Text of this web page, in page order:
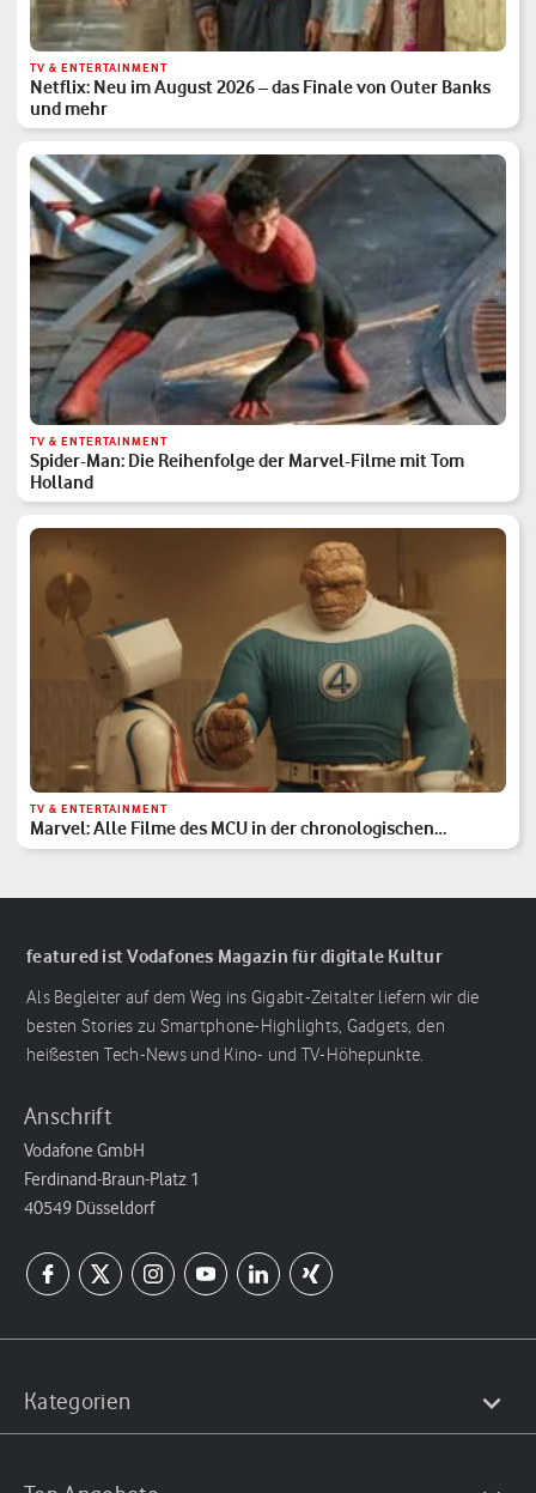
TV & ENTERTAINMENT
Netflix: Neu im August 2026 – das Finale von Outer Banks
und mehr
TV & ENTERTAINMENT
Spider-Man: Die Reihenfolge der Marvel-Filme mit Tom
Holland
TV & ENTERTAINMENT
Marvel: Alle Filme des MCU in der chronologischen
Reihenfolge
featured ist Vodafones Magazin für digitale Kultur
Als Begleiter auf dem Weg ins Gigabit-Zeitalter liefern wir die
besten Stories zu Smartphone-Highlights, Gadgets, den
heißesten Tech-News und Kino- und TV-Höhepunkte.
Anschrift
Vodafone GmbH
Ferdinand-Braun-Platz 1
40549 Düsseldorf
Kategorien